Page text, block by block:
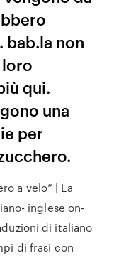
bab.la non
qui.
una
per
a velo” | La
inglese on-
di italiano
di frasi con